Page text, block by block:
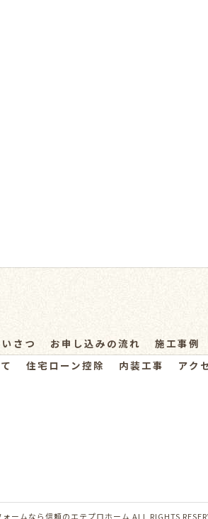
さつ お申し込みの流れ 施工事例
住宅ローン控除 内装工事 アク
ームなら信頼のエテプロホーム ALL RIGHTS